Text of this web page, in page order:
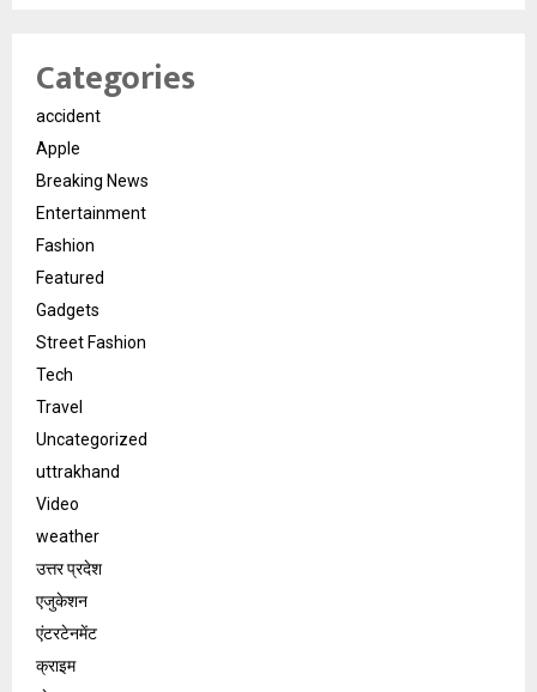
Categories
accident
Apple
Breaking News
Entertainment
Fashion
Featured
Gadgets
Street Fashion
Tech
Travel
Uncategorized
uttrakhand
Video
weather
उत्तर प्रदेश
एजुकेशन
एंटरटेनमेंट
क्राइम